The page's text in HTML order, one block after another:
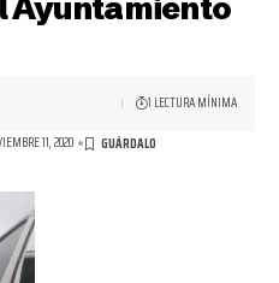
Ayuntamiento
11, 2020
1 LECTURA MÍNIMA